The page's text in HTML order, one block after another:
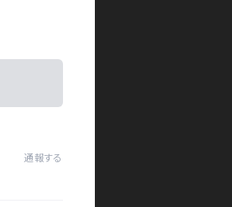
通報する